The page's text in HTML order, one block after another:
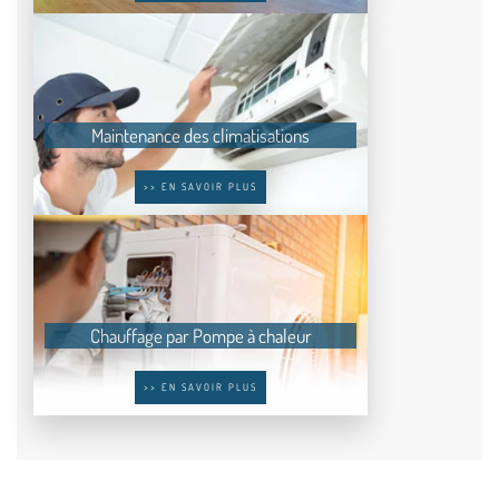
Maintenance des climatisations
>> EN SAVOIR PLUS
Chauffage par Pompe à chaleur
>> EN SAVOIR PLUS